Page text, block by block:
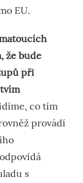
EU.
že bude
při
co tím
provádí
s